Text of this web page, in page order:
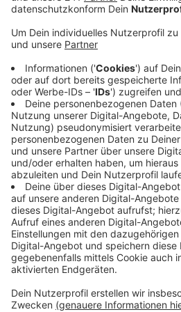
Gegenrichtung, also Richtung
Veröffentlicht:Donnerstag,
Anzeige
Hier ist laut Autobahn GmbH
allem zwischen Bliesheim und
könnte wohl das Teilstück
Bliesheim wieder freigegeben
Jahres soll die A61 dann
hieß es heute Mittag.
Autobahnen im Rheinland
100 Millionen Euro entstanden.
Anzeige